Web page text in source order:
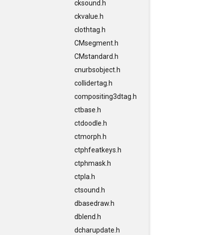
cksound.h
ckvalue.h
clothtag.h
CMsegment.h
CMstandard.h
cnurbsobject.h
collidertag.h
compositing3dtag.h
ctbase.h
ctdoodle.h
ctmorph.h
ctphfeatkeys.h
ctphmask.h
ctpla.h
ctsound.h
dbasedraw.h
dblend.h
dcharupdate.h